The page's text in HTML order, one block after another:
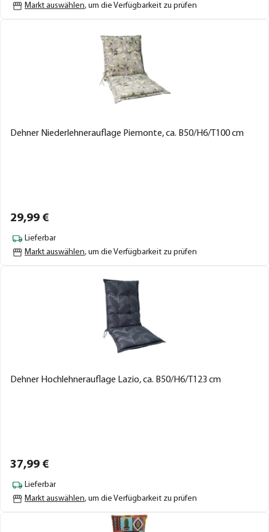
Markt auswählen, um die Verfügbarkeit zu prüfen
Dehner Niederlehnerauflage Piemonte, ca. B50/H6/T100 cm
29,99 €
Lieferbar
Markt auswählen, um die Verfügbarkeit zu prüfen
Dehner Hochlehnerauflage Lazio, ca. B50/H6/T123 cm
37,99 €
Lieferbar
Markt auswählen, um die Verfügbarkeit zu prüfen